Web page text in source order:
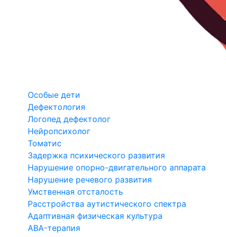
Особые дети
Дефектология
Логопед дефектолог
Нейропсихолог
Томатис
Задержка психического развития
Нарушение опорно-двигательного аппарата
Нарушение речевого развития
Умственная отсталость
Расстройства аутистического спектра
Адаптивная физическая культура
ABA-терапия